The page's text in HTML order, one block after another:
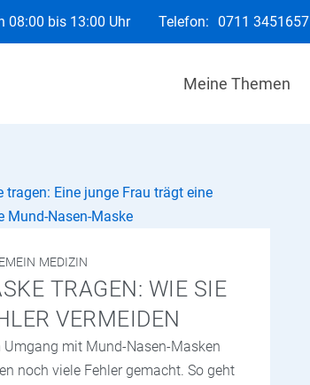
08:00 bis 13:00 Uhr Telefon: 0711 3451657
Meine Themen
MEDIZIN
TRAGEN: WIE SIE
VERMEIDEN
Umgang mit Mund-Nasen-Masken
noch viele Fehler gemacht. So geht